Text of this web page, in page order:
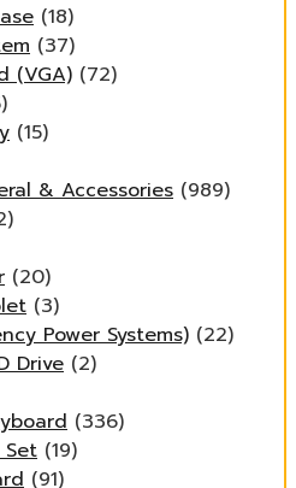
(18)
(37)
(VGA) (72)
(15)
& Accessories (989)
(20)
(3)
Power Systems) (22)
Drive (2)
(336)
Set (19)
(91)